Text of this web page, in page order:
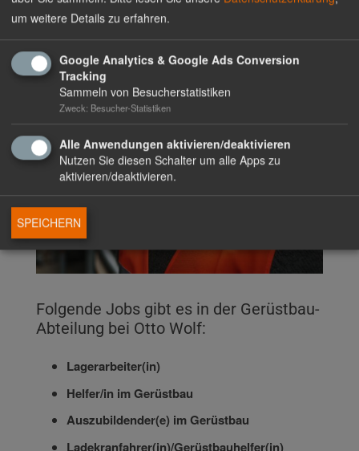
KARRIERE GERÜSTBAU
Gerüstbau-
Montageleiter(in)
Folgende Jobs gibt es in der Gerüstbau-
Abteilung bei Otto Wolf:
Lagerarbeiter(in)
Helfer/in im Gerüstbau
Auszubildender(e) im Gerüstbau
Ladekranfahrer(in)/Gerüstbauhelfer(in)
um weitere Details zu erfahren.
Google Analytics & Google Ads Conversion
Tracking
Sammeln von Besucherstatistiken
Zweck: Besucher-Statistiken
Alle Anwendungen aktivieren/deaktivieren
Nutzen Sie diesen Schalter um alle Apps zu
aktivieren/deaktivieren.
SPEICHERN